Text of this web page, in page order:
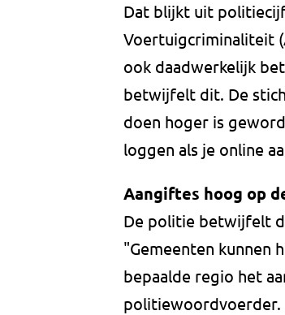
Dat blijkt uit
Voertuigcriminaliteit
ook daadwerkelijk
betwijfelt dit. De
doen hoger is
loggen als je online
Aangiftes hoog op
De politie betwijfelt
"Gemeenten kunnen
bepaalde regio het
politiewoordvoerder.